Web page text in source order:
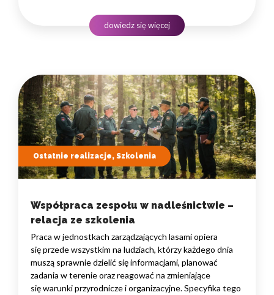
rozwojowego to decyzja strategiczna — wpływa
na wydajność zespołów,…
dowiedz się więcej
Ostatnie realizacje, Szkolenia
Współpraca zespołu w nadleśnictwie –
relacja ze szkolenia
Praca w jednostkach zarządzających lasami opiera
się przede wszystkim na ludziach, którzy każdego dnia
muszą sprawnie dzielić się informacjami, planować
zadania w terenie oraz reagować na zmieniające
się warunki przyrodnicze i organizacyjne. Specyfika tego